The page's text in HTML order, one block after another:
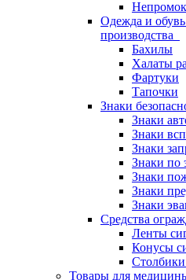
Одежда и обувь
производства
Бахилы
Халаты
Фартуки
Тапочки
Знаки
Знаки
Знаки
Знаки
Знаки по
Знаки
Знаки
Знаки
Средства
Ленты
Конусы
Товары для